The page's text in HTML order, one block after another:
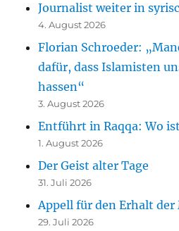
Journalist weiter in
4. August 2026
Florian Schroeder:
dafür, dass Islamisten
hassen“
3. August 2026
Entführt in Raqqa: Wo
1. August 2026
Der Geist alter Tage
31. Juli 2026
Appell für den Erhalt
29. Juli 2026